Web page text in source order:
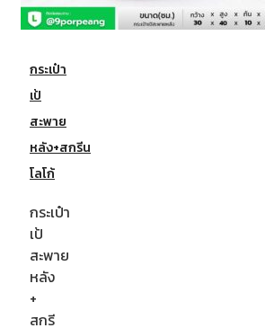
กระเป๋า
เป้
สะพาย
หลัง+สกรีน
โลโก้
กระเป๋า
เป้
สะพาย
หลัง
+
สกรี